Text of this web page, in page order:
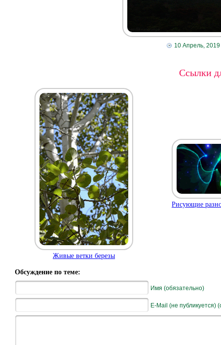
10 Апрель, 2019
Ссылки
Живые ветки березы
Рисующие
Обсуждение по теме:
Имя (обязательно)
E-Mail (не публикуется)